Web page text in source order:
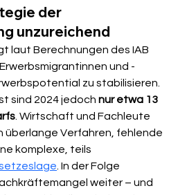
der
unzureichend
laut Berechnungen des IAB
und -
zu stabilisieren.
sind 2024 jedoch nur etwa 13
. Wirtschaft und Fachleute
überlange Verfahren, fehlende
komplexe, teils
. In der Folge
weiter – und